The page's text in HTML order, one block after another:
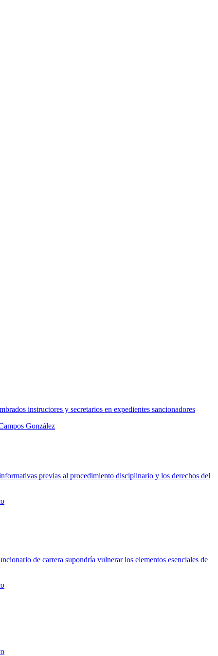
instructores y secretarios en expedientes sancionadores
González
previas al procedimiento disciplinario y los derechos del
de carrera supondría vulnerar los elementos esenciales de